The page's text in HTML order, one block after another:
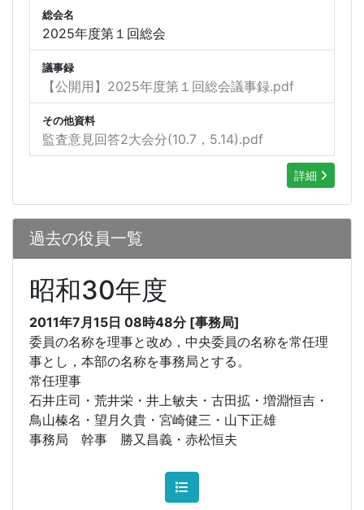
総会名
2025年度第１回総会
議事録
【公開用】2025年度第１回総会議事録.pdf
その他資料
監査意見回答2大会分(10.7，5.14).pdf
詳細
過去の役員一覧
昭和30年度
2011年7月15日 08時48分 [事務局]
委員の名称を理事と改め，中央委員の名称を常任理
事とし，本部の名称を事務局とする。
常任理事
石井庄司・荒井栄・井上敏夫・古田拡・増淵恒吉・
鳥山榛名・望月久貴・宮崎健三・山下正雄
事務局 幹事 勝又昌義・赤松恒夫